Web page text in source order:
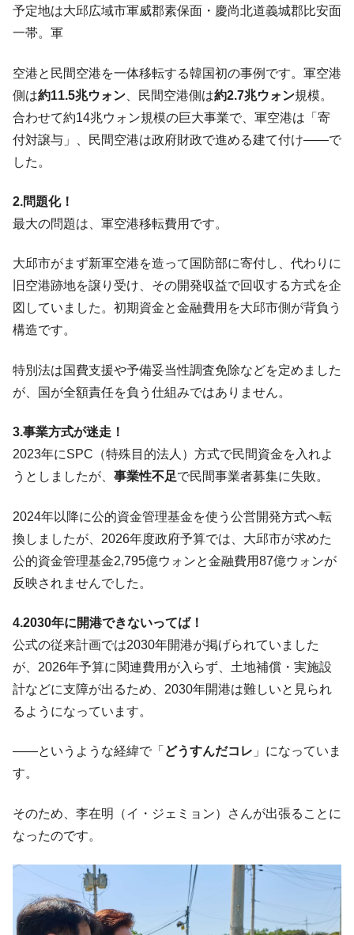
Fact1 平成仮面ライダーの意外すぎるモチーフとは？
Fact1
Fact1
日本人マスターズ挑戦の歴史。松山以前に最高位
だった選手とは？
Fact1
甲子園通算本塁打、最多の清原に次いで多く打っ
ている意外な選手とは？
Fact1
予定地は大邱広域市軍威郡素保面・慶尚北道義城郡比安面
一帯。軍
空港と民間空港を一体移転する韓国初の事例です。軍空港
側は約11.5兆ウォン 、民間空港側は約2.7兆ウォン規模。
合わせて約14兆ウォン規模の巨大事業で、軍空港は「寄
付対譲与」、民間空港は政府財政で進める建て付け――で
した。
2.問題化！
最大の問題は、軍空港移転費用です。
大邱市がまず新軍空港を造って国防部に寄付し、代わりに
旧空港跡地を譲り受け、その開発収益で回収する方式を企
図していました。初期資金と金融費用を大邱市側が背負う
構造です。
特別法は国費支援や予備妥当性調査免除などを定めました
が、国が全額責任を負う仕組みではありません。
3.事業方式が迷走！
2023年にSPC（特殊目的法人）方式で民間資金を入れよ
うとしましたが、 事業性不足で民間事業者募集に失敗。
2024年以降に公的資金管理基金を使う公営開発方式へ転
換しましたが、2026年度政府予算では、大邱市が求めた
公的資金管理基金2,795億ウォンと金融費用87億ウォンが
反映されませんでした。
4.2030年に開港できないってば！
公式の従来計画では2030年開港が掲げられていました
が、2026年予算に関連費用が入らず、土地補償・実施設
計などに支障が出るため、2030年開港は難しいと見られ
るようになっています。
――というような経緯で「 どうすんだコレ 」になっていま
す。
そのため、李在明（イ・ジェミョン）さんが出張ることに
なったのです。